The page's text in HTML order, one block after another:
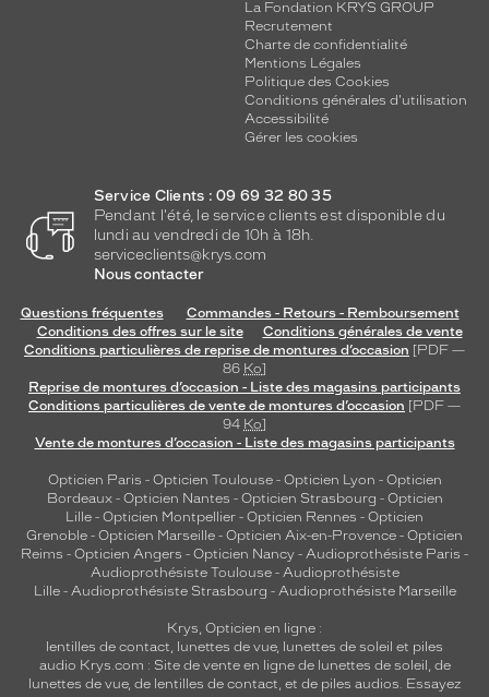
La Fondation KRYS GROUP
Recrutement
Charte de confidentialité
Mentions Légales
Politique des Cookies
Conditions générales d'utilisation
Accessibilité
Gérer les cookies
Service Clients : 09 69 32 80 35
Pendant l'été, le service clients est disponible du
lundi au vendredi de 10h à 18h.
serviceclients@krys.com
Nous contacter
Questions fréquentes
Commandes - Retours - Remboursement
Conditions des offres sur le site
Conditions générales de vente
Conditions particulières de reprise de montures d’occasion [PDF —
86 Ko]
Reprise de montures d’occasion - Liste des magasins participants
Conditions particulières de vente de montures d’occasion [PDF —
94 Ko]
Vente de montures d’occasion - Liste des magasins participants
Opticien Paris - Opticien Toulouse- Opticien Lyon - Opticien
Bordeaux- Opticien Nantes - Opticien Strasbourg - Opticien
Lille - Opticien Montpellier - Opticien Rennes - Opticien
Grenoble - Opticien Marseille - Opticien Aix-en-Provence - Opticien
Reims - Opticien Angers - Opticien Nancy - Audioprothésiste Paris -
Audioprothésiste Toulouse- Audioprothésiste
Lille- Audioprothésiste Strasbourg - Audioprothésiste Marseille
Krys, Opticien en ligne :
lentilles de contact lunettes de vue, lunettes de soleil et piles
audio Krys.com : Site de vente en ligne de lunettes de soleil, de
lunettes de vue, de lentilles de contact , et de piles audios. Essayez